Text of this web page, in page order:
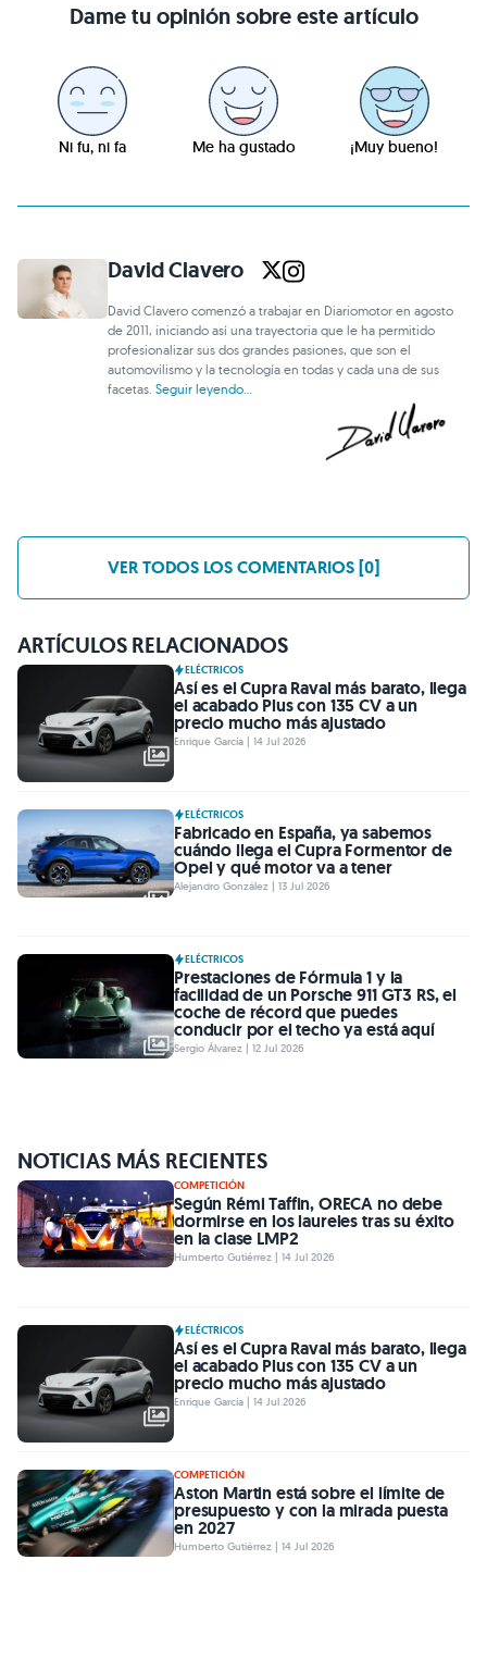
Dame tu opinión sobre este artículo
Ni fu, ni fa Me ha gustado ¡Muy bueno!
David Clavero
David Clavero comenzó a trabajar en Diariomotor en agosto
de 2011, iniciando así una trayectoria que le ha permitido
profesionalizar sus dos grandes pasiones, que son el
automovilismo y la tecnología en todas y cada una de sus
facetas.Seguir leyendo...
VER TODOS LOS COMENTARIOS [0]
ARTÍCULOS RELACIONADOS
ELÉCTRICOS
Así es el Cupra Raval más barato, llega
el acabado Plus con 135 CV a un
precio mucho más ajustado
Enrique García | 14 Jul 2026
ELÉCTRICOS
Fabricado en España, ya sabemos
cuándo llega el Cupra Formentor de
Opel y qué motor va a tener
Alejandro González | 13 Jul 2026
ELÉCTRICOS
Prestaciones de Fórmula 1 y la
facilidad de un Porsche 911 GT3 RS, el
coche de récord que puedes
conducir por el techo ya está aquí
Sergio Álvarez | 12 Jul 2026
NOTICIAS MÁS RECIENTES
COMPETICIÓN
Según Rémi Taffin, ORECA no debe
dormirse en los laureles tras su éxito
en la clase LMP2
Humberto Gutiérrez | 14 Jul 2026
ELÉCTRICOS
Así es el Cupra Raval más barato, llega
el acabado Plus con 135 CV a un
precio mucho más ajustado
Enrique García | 14 Jul 2026
COMPETICIÓN
Aston Martin está sobre el límite de
presupuesto y con la mirada puesta
en 2027
Humberto Gutiérrez | 14 Jul 2026